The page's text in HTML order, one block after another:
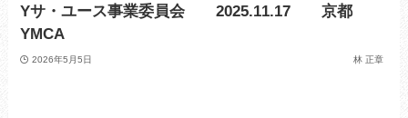
Yサ・ユース事業委員会 2025.11.17 京都
YMCA
2026年5月5日 林 正章